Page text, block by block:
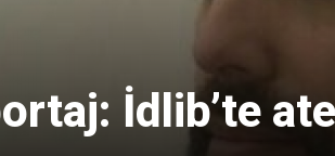
İdlib’te